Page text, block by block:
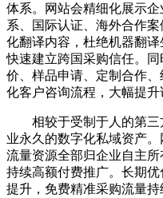
体系。网站会精细化展示
系、国际认证、海外合作
化翻译内容，杜绝机器翻译
快速建立跨国采购信任。
价、样品申请、定制合作
化客户咨询流程，大幅提升
相较于受制于人的第
业永久的数字化私域资产。
流量资源全部归企业自主
持续高额付费推广。长期
提升，免费精准采购流量